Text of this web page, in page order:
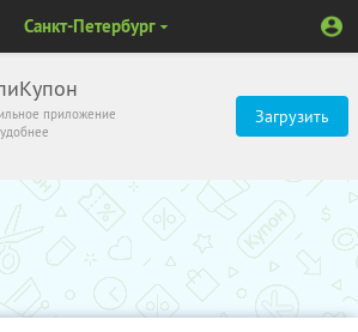
приложение
Загрузить
Санкт-Петербург